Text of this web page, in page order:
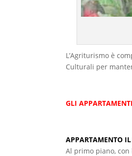
L’Agriturismo è
Culturali per
GLI
APPARTAMENTO
Al primo piano,